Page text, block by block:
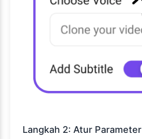
Langkah 2: Atur Parameter